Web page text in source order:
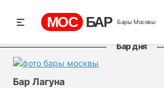
МОС БАР Бары Москвы
Бар дня
Бар Лагуна